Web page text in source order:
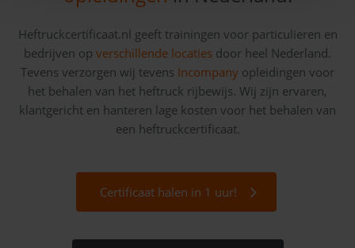
Heftruckcertificaat.nl geeft trainingen voor particulieren en
bedrijven op verschillende locaties door heel Nederland.
Tevens verzorgen wij tevens Incompany opleidingen voor
het behalen van het heftruck rijbewijs. Wij zijn ervaren,
klantgericht en hanteren lage kosten voor het behalen van
een heftruckcertificaat.
Certificaat halen in 1 uur!